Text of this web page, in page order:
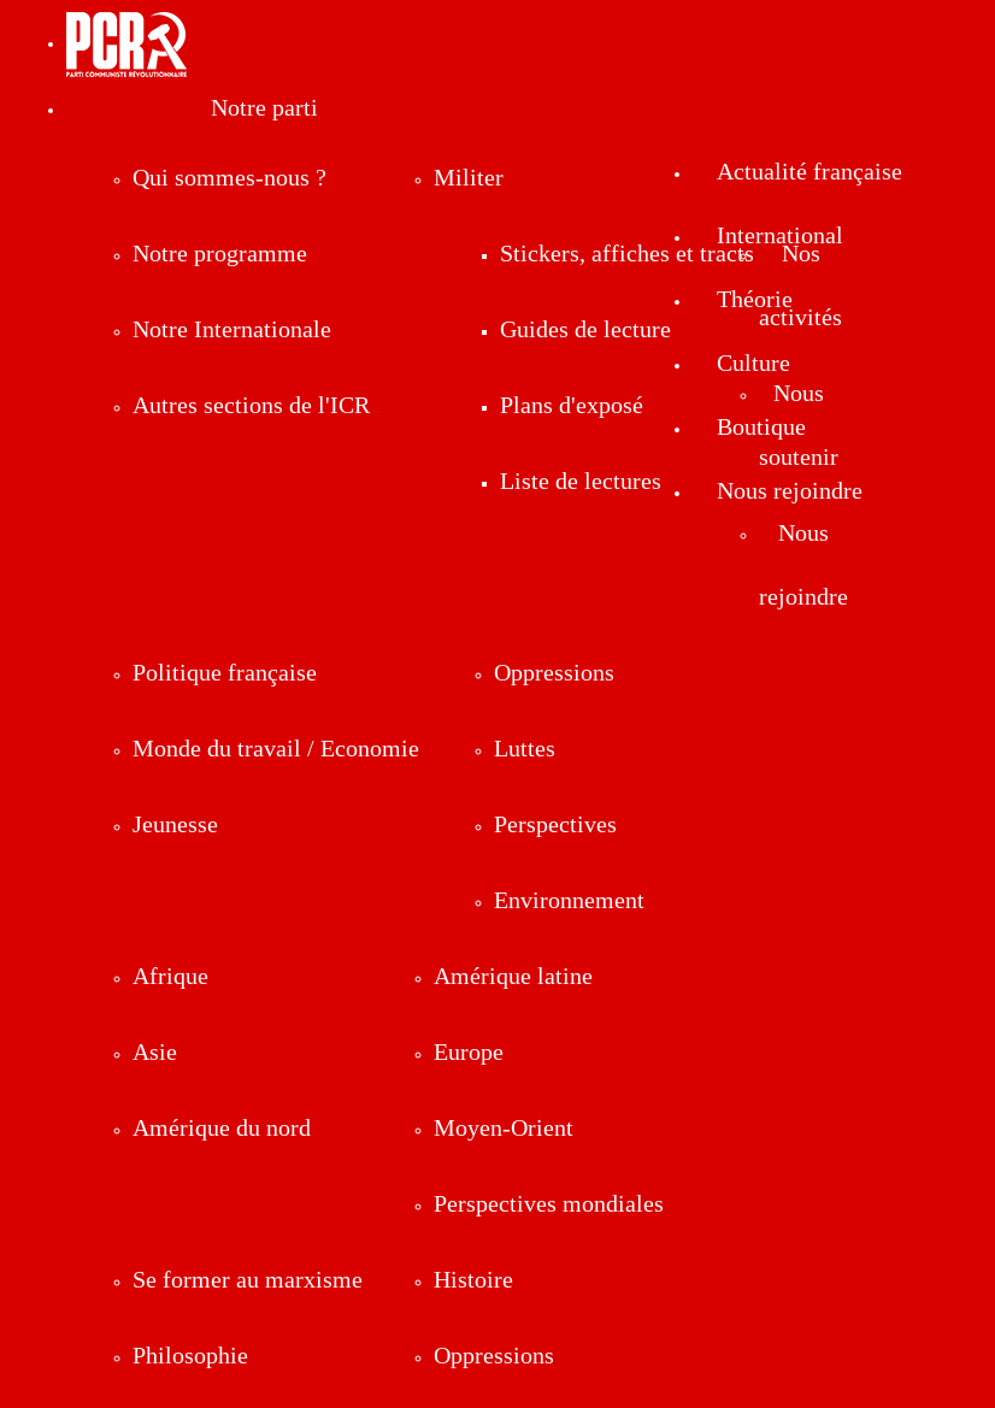
Notre parti
Qui sommes-nous ?
Notre programme
Notre Internationale
Autres sections de l'ICR
Militer
Stickers, affiches et tracts
Guides de lecture
Plans d'exposé
Liste de lectures
Nos
activités
Nous
soutenir
Nous
rejoindre
Actualité française
Politique française
Monde du travail / Economie
Jeunesse
Oppressions
Luttes
Perspectives
Environnement
International
Afrique
Asie
Amérique du nord
Amérique latine
Europe
Moyen-Orient
Perspectives mondiales
Théorie
Se former au marxisme
Philosophie
Histoire
Oppressions
Culture
Boutique
Nous rejoindre